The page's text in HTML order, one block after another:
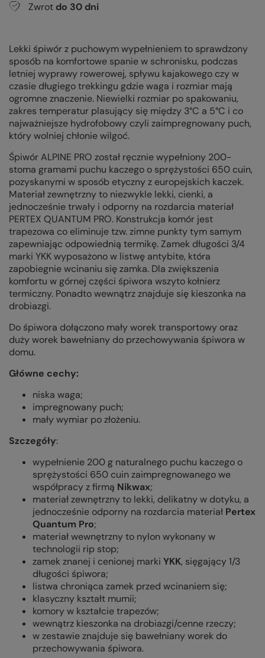
Zwrot do 30 dni
Lekki śpiwór z puchowym wypełnieniem to sprawdzony
sposób na komfortowe spanie w schronisku, podczas
letniej wyprawy rowerowej, spływu kajakowego czy w
czasie długiego trekkingu gdzie waga i rozmiar mają
ogromne znaczenie. Niewielki rozmiar po spakowaniu,
zakres temperatur plasujący się między 3°C a 5°C i co
najważniejsze hydrofobowy czyli zaimpregnowany puch,
który wolniej chłonie wilgoć.
Śpiwór ALPINE PRO został ręcznie wypełniony 200-
stoma gramami puchu kaczego o sprężystości 650 cuin,
pozyskanymi w sposób etyczny z europejskich kaczek.
Materiał zewnętrzny to niezwykle lekki, cienki, a
jednocześnie trwały i odporny na rozdarcia materiał
PERTEX QUANTUM PRO. Konstrukcja komór jest
trapezowa co eliminuje tzw. zimne punkty tym samym
zapewniając odpowiednią termikę. Zamek długości 3/4
marki YKK wyposażono w listwę antybite, która
zapobiegnie wcinaniu się zamka. Dla zwiększenia
komfortu w górnej części śpiwora wszyto kołnierz
termiczny. Ponadto wewnątrz znajduje się kieszonka na
drobiazgi.
Do śpiwora dołączono mały worek transportowy oraz
duży worek bawełniany do przechowywania śpiwora w
domu.
Główne cechy:
niska waga;
impregnowany puch;
mały wymiar po złożeniu.
Szczegóły:
wypełnienie 200 g naturalnego puchu kaczego o
sprężystości 650 cuin zaimpregnowanego we
współpracy z firmą Nikwax;
materiał zewnętrzny to lekki, delikatny w dotyku, a
jednocześnie odporny na rozdarcia materiał Pertex
Quantum Pro;
materiał wewnętrzny to nylon wykonany w
technologii rip stop;
zamek znanej i cenionej marki YKK, sięgający 1/3
długości śpiwora;
listwa chroniąca zamek przed wcinaniem się;
klasyczny kształt mumii;
komory w kształcie trapezów;
wewnątrz kieszonka na drobiazgi/cenne rzeczy;
w zestawie znajduje się bawełniany worek do
przechowywania śpiwora.